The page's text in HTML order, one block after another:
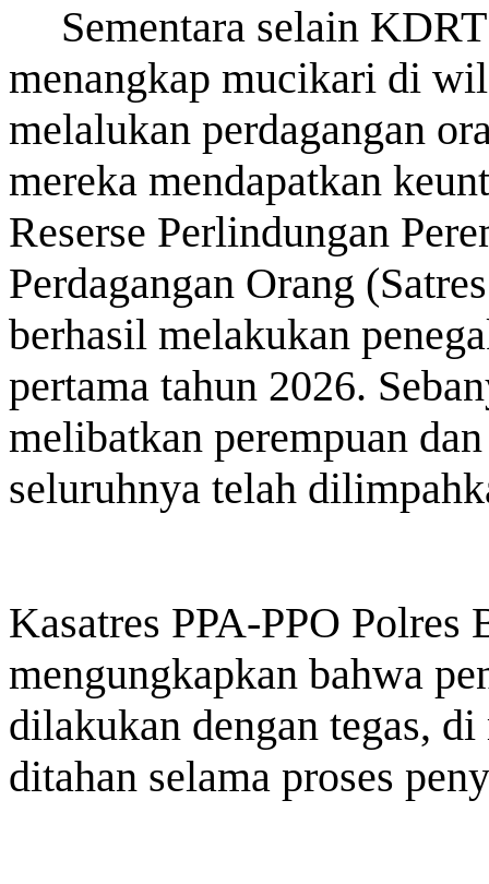
Perkuat Sinergi Antar BPD, Bank Jatim dan
Layanan Jasa Remitansi Kemitraan
SURABAYA,KORANRAKYAT.COM,- 22 Juli 2026. PT
Tbk (Bank Jatim) terus memperkuat transformasi digital dan
Pembangunan Daerah (BPD) guna menghadirkan layanan
efisien, dan berdaya saing. Salah...
Sementara selain
menangkap mucikari di
melalukan perdagangan
mereka mendapatkan
Reserse Perlindungan
Perdagangan Orang
berhasil melakukan
pertama tahun 2026.
melibatkan perempuan
seluruhnya telah
Kasatres PPA-PPO
mengungkapkan bahwa
dilakukan dengan tegas,
ditahan selama proses